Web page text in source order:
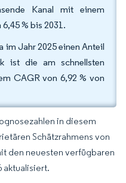
Kanal mit einem
% bis 2031.
im Jahr 2025 einen Anteil
ist die am schnellsten
CAGR von 6,92 % von
in diesem
Schätzrahmens von
den neuesten verfügbaren
aktualisiert.